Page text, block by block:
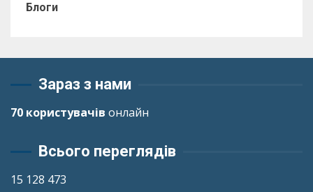
Блоги
Зараз з нами
70 користувачів онлайн
Всього переглядів
15 128 473